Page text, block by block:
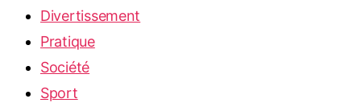
Divertissement
Pratique
Société
Sport